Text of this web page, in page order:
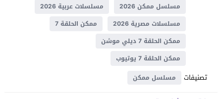
مسلسل ممكن 2026
مسلسلات عربية 2026
مسلسلات مصرية 2026
ممكن الحلقة 7
ممكن الحلقة 7 ديلي موشن
ممكن الحلقة 7 يوتيوب
تصنيفات مسلسل ممكن